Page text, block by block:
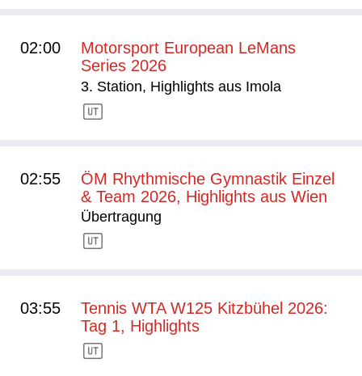
02:00
Motorsport European LeMans
Series 2026
3. Station, Highlights aus Imola
02:55
ÖM Rhythmische Gymnastik Einzel
& Team 2026, Highlights aus Wien
Übertragung
03:55
Tennis WTA W125 Kitzbühel 2026:
Tag 1, Highlights